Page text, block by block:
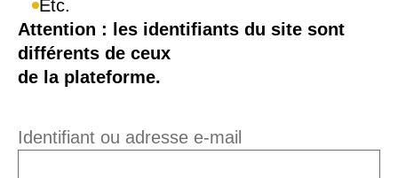
Etc.
Attention : les identifiants du site sont
différents de ceux
de la plateforme.
Identifiant ou adresse e-mail